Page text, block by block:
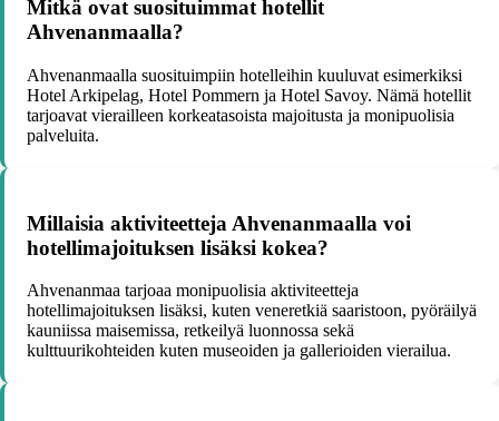
Mitkä ovat suosituimmat hotellit
Ahvenanmaalla?
Ahvenanmaalla suosituimpiin hotelleihin kuuluvat esimerkiksi
Hotel Arkipelag, Hotel Pommern ja Hotel Savoy. Nämä hotellit
tarjoavat vierailleen korkeatasoista majoitusta ja monipuolisia
palveluita.
Millaisia aktiviteetteja Ahvenanmaalla voi
hotellimajoituksen lisäksi kokea?
Ahvenanmaa tarjoaa monipuolisia aktiviteetteja
hotellimajoituksen lisäksi, kuten veneretkiä saaristoon, pyöräilyä
kauniissa maisemissa, retkeilyä luonnossa sekä
kulttuurikohteiden kuten museoiden ja gallerioiden vierailua.